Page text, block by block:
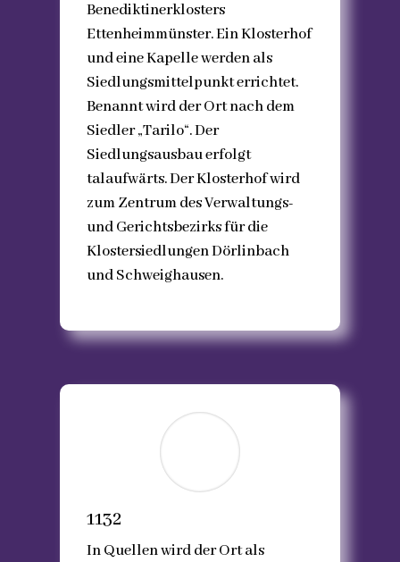
Benediktinerklosters
Ettenheimmünster. Ein Klosterhof
und eine Kapelle werden als
Siedlungsmittelpunkt errichtet.
Benannt wird der Ort nach dem
Siedler „Tarilo“. Der
Siedlungsausbau erfolgt
talaufwärts. Der Klosterhof wird
zum Zentrum des Verwaltungs-
und Gerichtsbezirks für die
Klostersiedlungen Dörlinbach
und Schweighausen.
1132
In Quellen wird der Ort als